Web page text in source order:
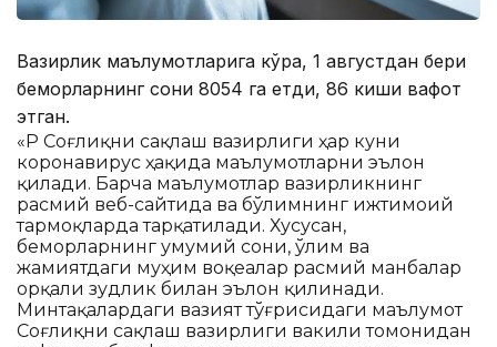
Вазирлик маълумотларига кўра, 1 августдан бери
беморларнинг сони 8054 га етди, 86 киши вафот
этган.
«ҚР Соғлиқни сақлаш вазирлиги ҳар куни
коронавирус ҳақида маълумотларни эълон
қилади. Барча маълумотлар вазирликнинг
расмий веб-сайтида ва бўлимнинг ижтимоий
тармоқларда тарқатилади. Хусусан,
беморларнинг умумий сони, ўлим ва
жамиятдаги муҳим воқеалар расмий манбалар
орқали зудлик билан эълон қилинади.
Минтақалардаги вазият тўғрисидаги маълумот
Соғлиқни сақлаш вазирлиги вакили томонидан